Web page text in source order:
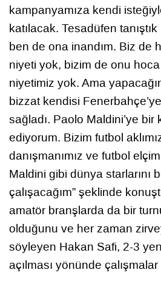
kampanyamıza kendi
katılacak. Tesadüfen
ben de ona inandım. Biz de
niyeti yok, bizim de onu
niyetimiz yok. Ama
bizzat kendisi
sağladı. Paolo Maldini’ye
ediyorum. Bizim futbol
danışmanımız ve futbol
Maldini gibi dünya starlarını
çalışacağım” şeklinde
amatör branşlarda da bir
olduğunu ve her zaman
söyleyen Hakan Safi, 2-3
açılması yönünde çalışmalar